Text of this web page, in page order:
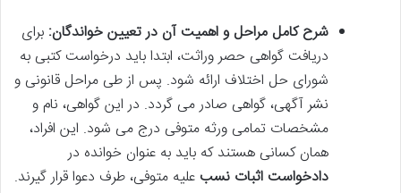
شرح کامل مراحل و اهمیت آن در تعیین خواندگان: برای
دریافت گواهی حصر وراثت، ابتدا باید درخواست کتبی به
شورای حل اختلاف ارائه شود. پس از طی مراحل قانونی و
نشر آگهی، گواهی صادر می گردد. در این گواهی، نام و
مشخصات تمامی ورثه متوفی درج می شود. این افراد،
همان کسانی هستند که باید به عنوان خوانده در
دادخواست اثبات نسب علیه متوفی، طرف دعوا قرار گیرند.